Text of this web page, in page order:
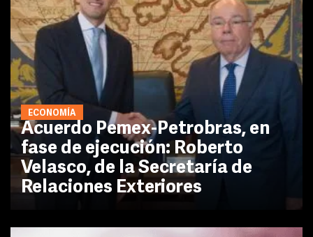
ECONOMÍA
Acuerdo Pemex-Petrobras, en
fase de ejecución: Roberto
Velasco, de la Secretaría de
Relaciones Exteriores